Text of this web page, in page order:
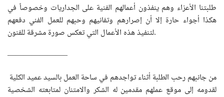
طلبتنا الأعزاء وهم ينفذون أعمالهم الفنية على الجداريات وخصوصاً في
هكذا أجواء حارة إلا أن إصرارهم وتفانيهم وحبهم للعمل الفني دفعهم
لتنفيذ هذه الأعمال التي تعكس صورة مشرقة للفنون.
———————–
لقدومه إلى موقع عملهم مقدمين له الشكر والامتنان لمتابعته الشخصية